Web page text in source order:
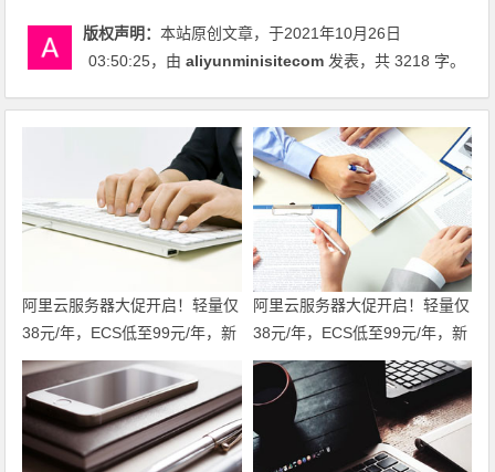
版权声明：本站原创文章，于2021年10月26日
03:50:25，由aliyunminisitecom 发表，共 3218 字。
阿里云服务器大促开启！轻量仅
38元/年，ECS低至99元/年，新
老用户同享福利！u2i年付3折
起，更有第九代c9i/g9i/r9i企业
级实例限时特惠，不容错过！领
代金券
阿里云服务器大促开启！轻量仅
38元/年，ECS低至99元/年，新
老用户同享福利！u2i年付3折
起，更有第九代c9i/g9i/r9i企业
级实例限时特惠，不容错过！